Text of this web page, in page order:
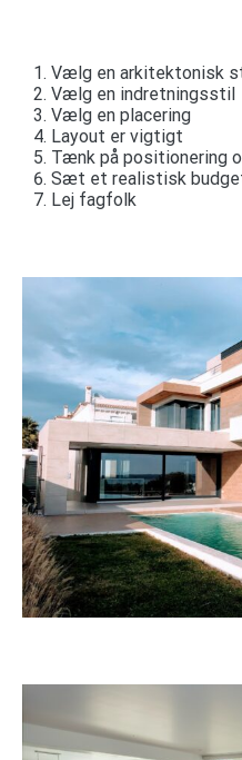
Vælg en arkitektonisk
Vælg en indretningsstil
Vælg en placering
Layout er vigtigt
Tænk på positionering
Sæt et realistisk
Lej fagfolk